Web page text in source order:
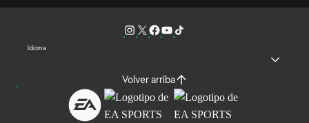
Idioma
Volver arriba